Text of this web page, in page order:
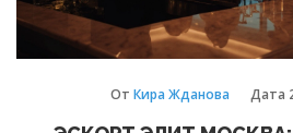
От Кира Жданова Дата